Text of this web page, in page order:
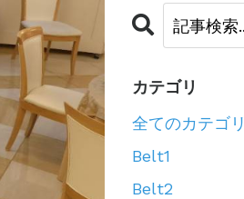
カテゴリ
全てのカテゴリ
Belt1
Belt2